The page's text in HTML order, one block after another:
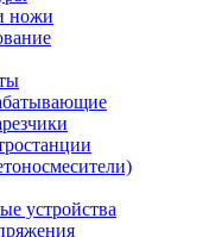
ножи
устройства